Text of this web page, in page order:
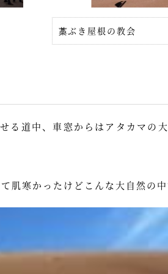
藁ぶき屋根の教会
る道中、車窓からはアタカマの
肌寒かったけどこんな大自然の